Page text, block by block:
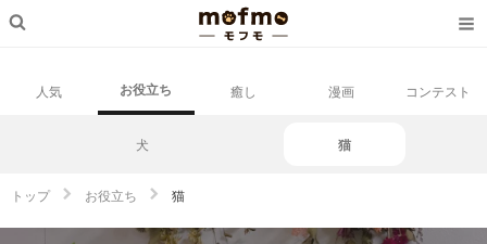
人気 お役立ち 癒し 漫画 コンテスト
犬 猫
トップ お役立ち 猫